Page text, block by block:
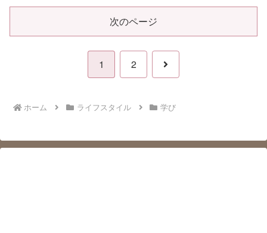
次のページ
1 2
次
ホーム ライフスタイル 学び